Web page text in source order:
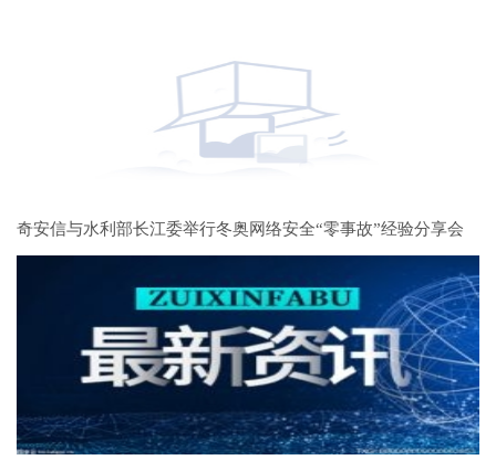
奇安信与水利部长江委举行冬奥网络安全“零事故”经验分享会